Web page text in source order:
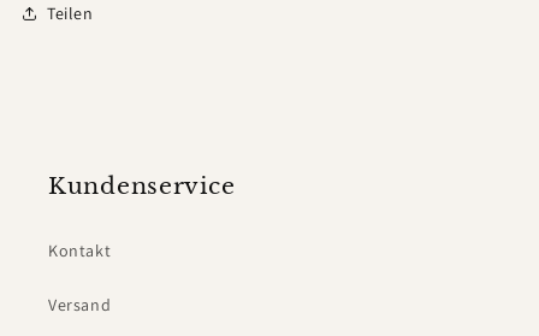
Teilen
Kundenservice
Kontakt
Versand